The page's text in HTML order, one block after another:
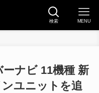
検索 MENU
ナビ 11機種 新
ユニットを追